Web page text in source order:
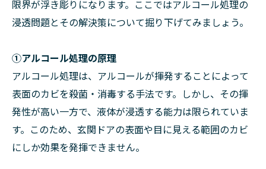
限界が浮き彫りになります。ここではアルコール処理の
浸透問題とその解決策について掘り下げてみましょう。
①アルコール処理の原理
アルコール処理は、アルコールが揮発することによって
表面のカビを殺菌・消毒する手法です。しかし、その揮
発性が高い一方で、液体が浸透する能力は限られていま
す。このため、玄関ドアの表面や目に見える範囲のカビ
にしか効果を発揮できません。